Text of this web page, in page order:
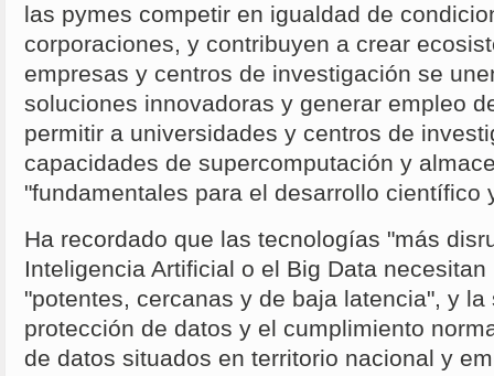
las pymes competir en igualdad de
corporaciones, y contribuyen a crear
empresas y centros de investigación se
soluciones innovadoras y generar empleo
permitir a universidades y centros de
capacidades de supercomputación y
"fundamentales para el desarrollo científico
Ha recordado que las tecnologías "más
Inteligencia Artificial o el Big Data
"potentes, cercanas y de baja latencia", y
protección de datos y el cumplimiento
de datos situados en territorio nacional y